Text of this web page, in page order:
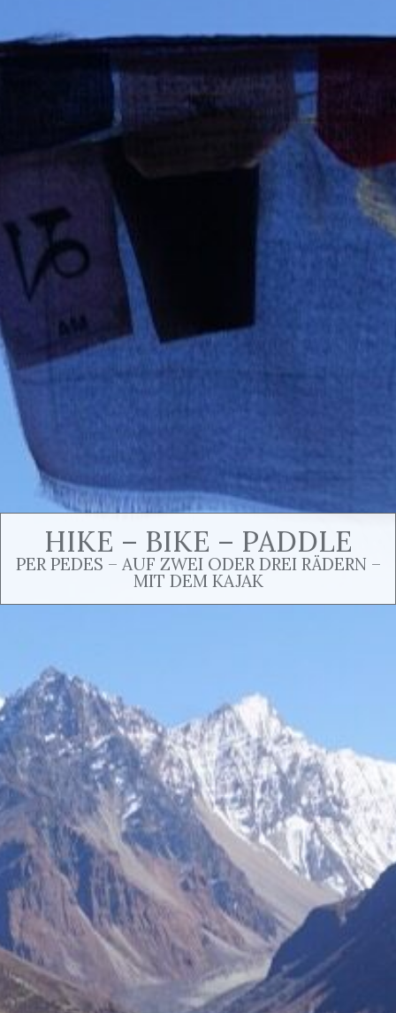
HIKE – BIKE – PADDLE
PER PEDES – AUF ZWEI ODER DREI RÄDERN –
MIT DEM KAJAK